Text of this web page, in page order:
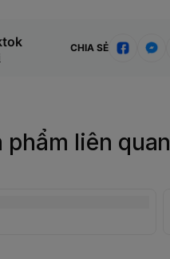
CHIA SẺ
phẩm liên quan